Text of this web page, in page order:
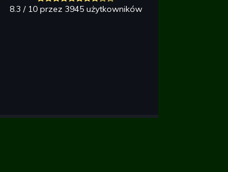
8.3 / 10 przez 3945 użytkowników